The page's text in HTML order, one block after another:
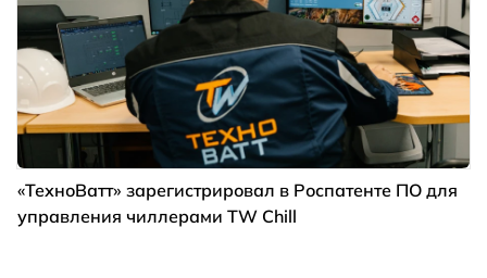
«ТехноВатт» зарегистрировал в Роспатенте ПО для
управления чиллерами TW Chill